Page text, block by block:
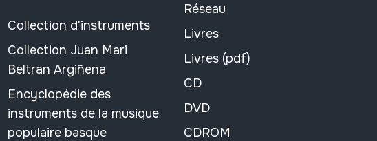
Collection d'instruments
Collection Juan Mari
Beltran Argiñena
Encyclopédie des
instruments de la musique
populaire basque
Réseau
Livres
Livres (pdf)
CD
DVD
CDROM